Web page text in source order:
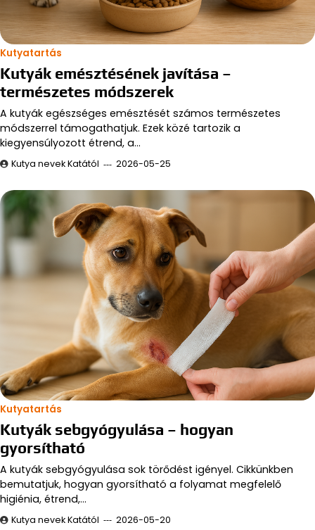
Kutyatartás
Kutyák emésztésének javítása –
természetes módszerek
A kutyák egészséges emésztését számos természetes
módszerrel támogathatjuk. Ezek közé tartozik a
kiegyensúlyozott étrend, a…
Kutya nevek Katától 2026-05-25
Kutyatartás
Kutyák sebgyógyulása – hogyan
gyorsítható
A kutyák sebgyógyulása sok törődést igényel. Cikkünkben
bemutatjuk, hogyan gyorsítható a folyamat megfelelő
higiénia, étrend,…
Kutya nevek Katától 2026-05-20